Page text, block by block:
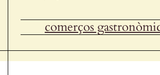
comerços